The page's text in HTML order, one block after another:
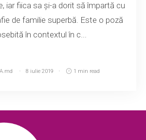
iar fiica sa și-a dorit să împartă cu
de familie superbă. Este o poză
în contextul în c...
8 iulie 2019 1 min read